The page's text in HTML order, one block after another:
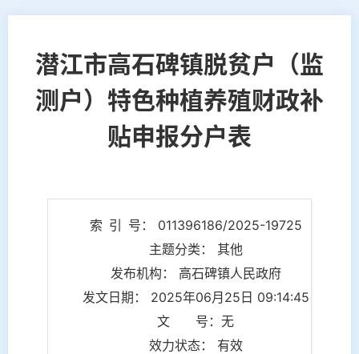
潜江市高石碑镇脱贫户（监
测户）特色种植养殖财政补
贴申报分户表
索 引 号： 011396186/2025-19725
主题分类： 其他
发布机构： 高石碑镇人民政府
发文日期： 2025年06月25日 09:14:45
文 号：无
效力状态： 有效